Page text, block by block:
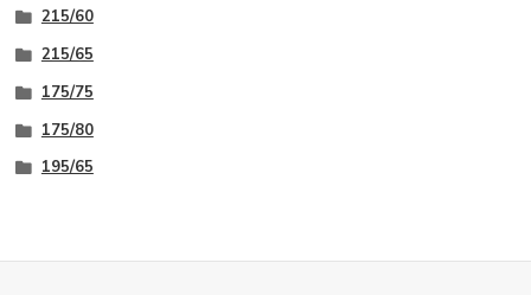
215/60
215/65
175/75
175/80
195/65